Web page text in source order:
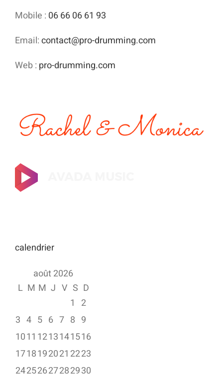
Mobile : 06 66 06 61 93
Email:contact@pro-drumming.com
Web : pro-drumming.com
calendrier
août 2026
L M M J V S D
1 2
3 4 5 6 7 8 9
1011 1213141516
1718192021 2223
24252627282930